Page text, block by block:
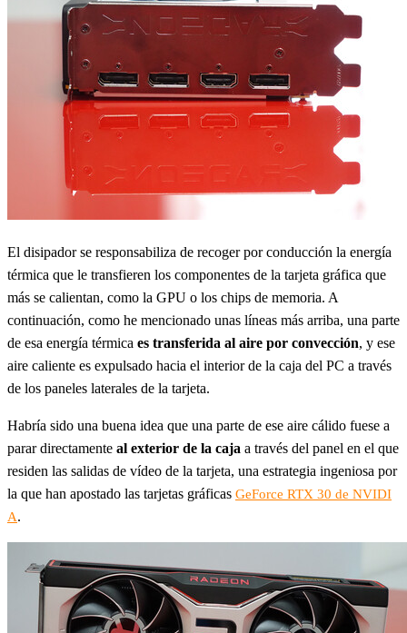
El disipador se responsabiliza de recoger por conducción la energía
térmica que le transfieren los componentes de la tarjeta gráfica que
más se calientan, como la GPU o los chips de memoria. A
continuación, como he mencionado unas líneas más arriba, una parte
de esa energía térmica es transferida al aire por convección, y ese
aire caliente es expulsado hacia el interior de la caja del PC a través
de los paneles laterales de la tarjeta.
Habría sido una buena idea que una parte de ese aire cálido fuese a
parar directamente al exterior de la caja a través del panel en el que
residen las salidas de vídeo de la tarjeta, una estrategia ingeniosa por
la que han apostado las tarjetas gráficas GeForce RTX 30 de NVIDI
A.